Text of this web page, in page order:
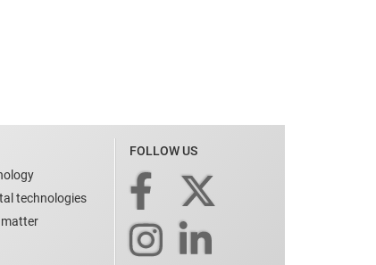
technologies
matter
FOLLOW US